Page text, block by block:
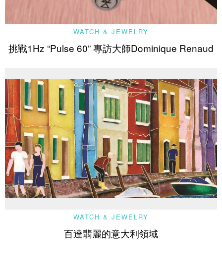
WATCH & JEWELRY
挑戰1Hz “Pulse 60” 專訪大師Dominique Renaud
WATCH & JEWELRY
百達翡麗的意大利領域